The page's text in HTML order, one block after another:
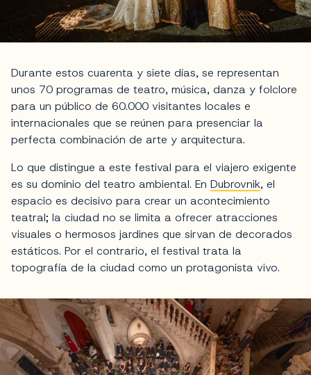
Durante estos cuarenta y siete días, se representan
unos 70 programas de teatro, música, danza y folclore
para un público de 60.000 visitantes locales e
internacionales que se reúnen para presenciar la
perfecta combinación de arte y arquitectura.
Lo que distingue a este festival para el viajero exigente
es su dominio del teatro ambiental. En Dubrovnik, el
espacio es decisivo para crear un acontecimiento
teatral; la ciudad no se limita a ofrecer atracciones
visuales o hermosos jardines que sirvan de decorados
estáticos. Por el contrario, el festival trata la
topografía de la ciudad como un protagonista vivo.